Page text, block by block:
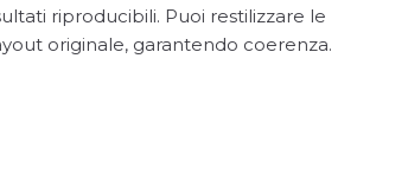
riproducibili. Puoi restilizzare le
originale, garantendo coerenza.